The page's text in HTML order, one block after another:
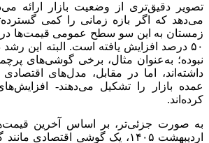
تصویر دقیق‌تری از وضعیت بازار ارائه
می‌دهد که اگر بازه زمانی را کمی
زمستان به این سو سطح عمومی قیمت‌ها در
۵۰ درصد افزایش یافته است. البته این
نبوده؛ به‌عنوان مثال، برخی گوشی‌های
داشته‌اند، اما در مقابل، مدل‌های
عمده بازار را تشکیل می‌دهند-
کرده‌اند.
به صورت جزئی‌تر، بر اساس آخرین